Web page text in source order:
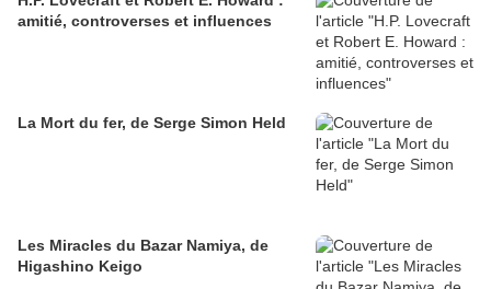
amitié, controverses et influences
La Mort du fer, de Serge Simon Held
Les Miracles du Bazar Namiya, de
Higashino Keigo